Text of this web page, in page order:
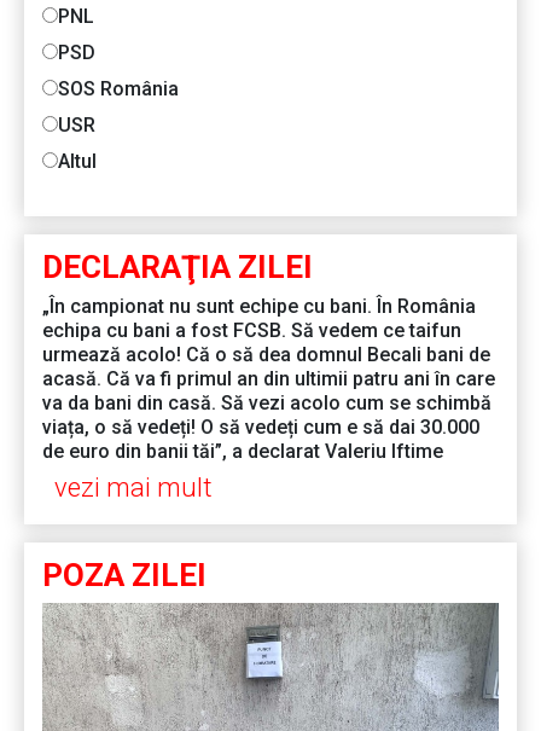
PNL
PSD
SOS România
USR
Altul
DECLARAŢIA ZILEI
„În campionat nu sunt echipe cu bani. În România
echipa cu bani a fost FCSB. Să vedem ce taifun
urmează acolo! Că o să dea domnul Becali bani de
acasă. Că va fi primul an din ultimii patru ani în care
va da bani din casă. Să vezi acolo cum se schimbă
viața, o să vedeți! O să vedeți cum e să dai 30.000
de euro din banii tăi”, a declarat Valeriu Iftime
vezi mai mult
POZA ZILEI